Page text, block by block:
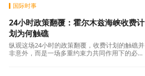
国际时事
24小时政策翻覆：霍尔木兹海峡收费计
划为何触礁
纵观这场24小时的政策翻覆，收费计划的触礁并
非意外，而是一场多重约束力共同作用下的必然